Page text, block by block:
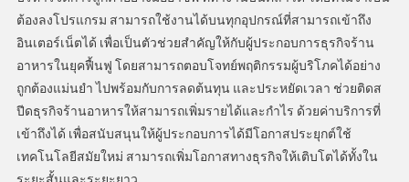
ต้องลงโปรแกรม สามารถใช้งานได้บนทุกอุปกรณ์ที่สามารถเข้าถึง
อินเตอร์เน็ตได้ เพื่อเป็นตัวช่วยสำคัญให้กับผู้ประกอบการธุรกิจร้าน
อาหารในยุคฟื้นฟู โดยสามารถตอบโจทย์พฤติกรรมผู้บริโภคได้อย่าง
ถูกต้องแม่นยำ ไปพร้อมกับการลดต้นทุน และประหยัดเวลา ช่วยติดส
ปีดธุรกิจร้านอาหารให้สามารถเพิ่มรายได้และกำไร ด้วยค่าบริการที่
เข้าถึงได้ เพื่อสนับสนุนให้ผู้ประกอบการได้มีโอกาสประยุกต์ใช้
เทคโนโลยีสมัยใหม่ สามารถเพิ่มโอกาสทางธุรกิจให้เติบโตได้ทั้งใน